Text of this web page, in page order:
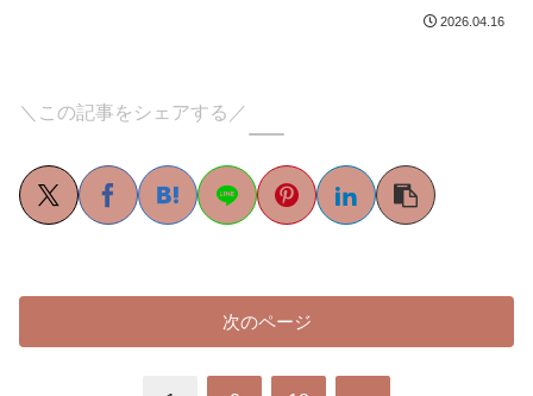
2026.04.16
＼この記事をシェアする／
次のページ